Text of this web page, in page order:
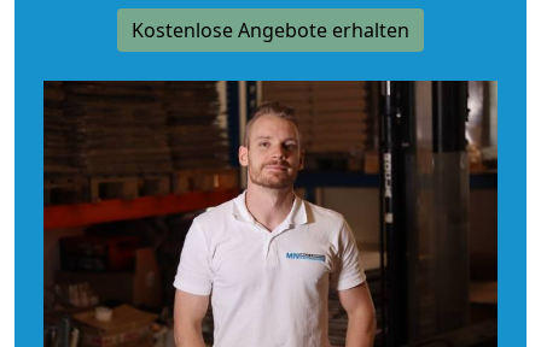
Kostenlose Angebote erhalten